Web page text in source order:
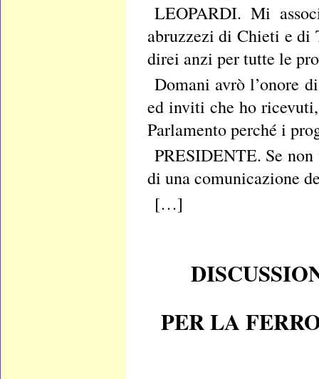
LEOPARDI. Mi
abruzzezi di Chieti e di
direi anzi per tutte le
Domani avrò l’onore
ed inviti che ho
Parlamento perché i
PRESIDENTE. Se
di una comunicazione
[…]
PER LA